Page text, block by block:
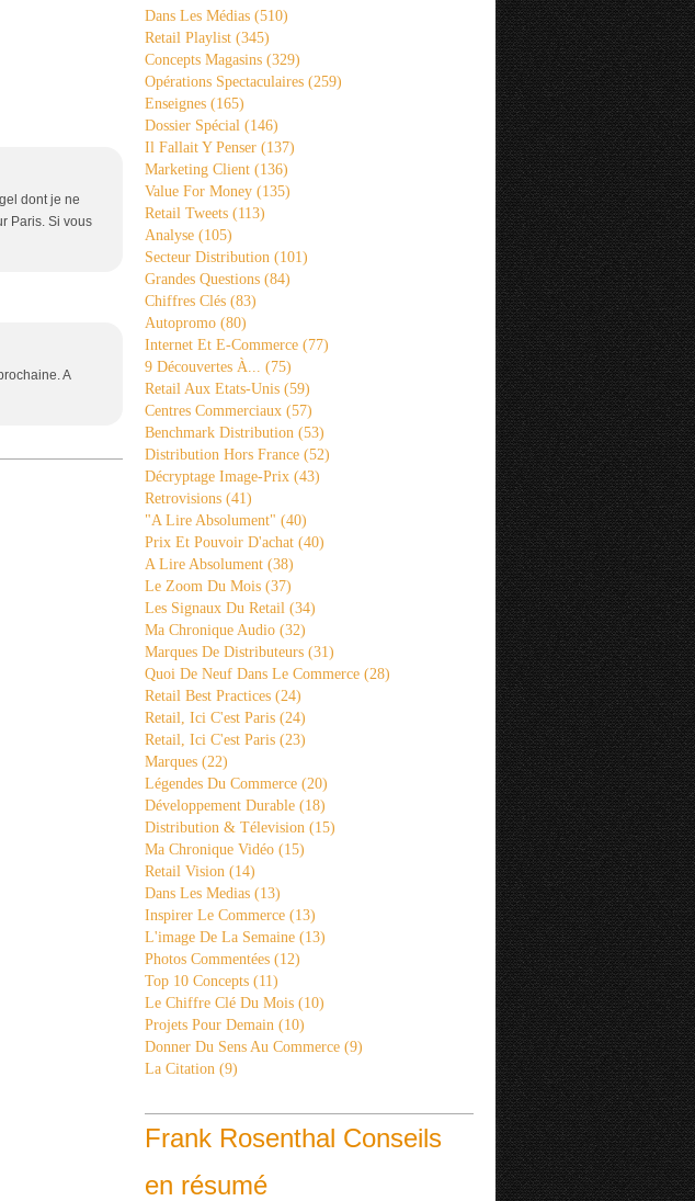
dont je ne
Paris. Si vous
A
Dans Les Médias (510)
Retail Playlist (345)
Concepts Magasins (329)
Opérations Spectaculaires (259)
Enseignes (165)
Dossier Spécial (146)
Il Fallait Y Penser (137)
Marketing Client (136)
Value For Money (135)
Retail Tweets (113)
Analyse (105)
Secteur Distribution (101)
Grandes Questions (84)
Chiffres Clés (83)
Autopromo (80)
Internet Et E-Commerce (77)
9 Découvertes À... (75)
Retail Aux Etats-Unis (59)
Centres Commerciaux (57)
Benchmark Distribution (53)
Distribution Hors France (52)
Décryptage Image-Prix (43)
Retrovisions (41)
"a Lire Absolument" (40)
Prix Et Pouvoir D'achat (40)
A Lire Absolument (38)
Le Zoom Du Mois (37)
Les Signaux Du Retail (34)
Ma Chronique Audio (32)
Marques De Distributeurs (31)
Quoi De Neuf Dans Le Commerce (28)
Retail Best Practices (24)
Retail, Ici C'est Paris (24)
Retail, Ici C'est Paris (23)
Marques (22)
Légendes Du Commerce (20)
Développement Durable (18)
Distribution & Télevision (15)
Ma Chronique Vidéo (15)
Retail Vision (14)
Dans Les Medias (13)
Inspirer Le Commerce (13)
L'image De La Semaine (13)
Photos Commentées (12)
Top 10 Concepts (11)
Le Chiffre Clé Du Mois (10)
Projets Pour Demain (10)
Donner Du Sens Au Commerce (9)
La Citation (9)
Frank Rosenthal Conseils
en résumé